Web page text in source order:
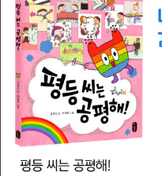
에 그림을 그렸습니다.